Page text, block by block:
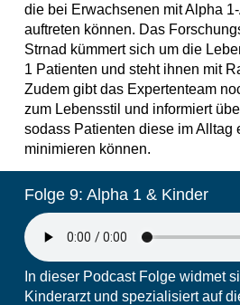
die bei Erwachsenen mit Alpha
auftreten können. Das
Strnad kümmert sich um die
1 Patienten und steht ihnen mit
Zudem gibt das Expertenteam
zum Lebensstil und informiert
sodass Patienten diese im Alltag
minimieren können.
Folge 9: Alpha 1 & Kinder
In dieser Podcast Folge widmet
Kinderarzt und spezialisiert auf